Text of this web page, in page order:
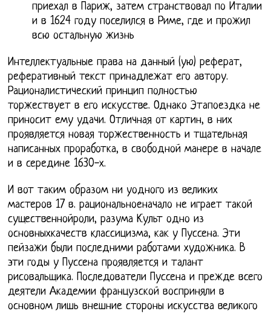
приехал в Париж, затем странствовал по Италии
и в 1624 году поселился в Риме, где и прожил
всю остальную жизнь
Интеллектуальные права на данный (ую) реферат,
реферативный текст принадлежат его автору.
Рационалистический принцип полностью
торжествует в его искусстве. Однако Этапоездка не
приносит ему удачи. Отличная от картин, в них
проявляется новая торжественность и тщательная
написанных проработка, в свободной манере в начале
и в середине 1630-х.
И вот таким образом ни уодного из великих
мастеров 17 в. рациональноеначало не играет такой
существеннойроли, разума Культ одно из
основныхкачеств классицизма, как у Пуссена. Эти
пейзажи были последними работами художника. В
эти годы у Пуссена проявляется и талант
рисовальщика. Последователи Пуссена и прежде всего
деятели Академии французской восприняли в
основном лишь внешние стороны искусства великого